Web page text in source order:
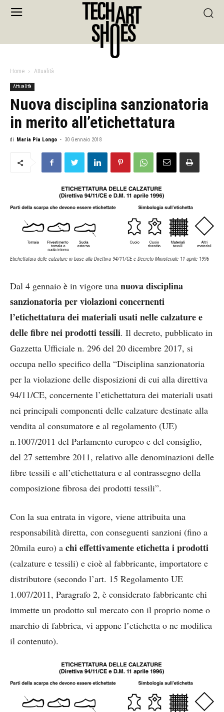
Home Attualità
Attualità
Nuova disciplina sanzionatoria
in merito all’etichettatura
di Maria Pia Longo - 30 Gennaio 2018
Etichettatura delle calzature in base alla Direttiva 94/11/CE e Decreto Ministeriale 11 aprile 1996
Dal 4 gennaio è in vigore una nuova disciplina
sanzionatoria per violazioni concernenti
l’etichettatura dei materiali usati nelle calzature e
delle fibre nei prodotti tessili. Il decreto, pubblicato in
Gazzetta Ufficiale n. 296 del 20 dicembre 2017, si
occupa nello specifico della “Disciplina sanzionatoria
per la violazione delle disposizioni di cui alla direttiva
94/11/CE, concernente l’etichettatura dei materiali usati
nei principali componenti delle calzature destinate alla
vendita al consumatore e al regolamento (UE)
n.1007/2011 del Parlamento europeo e del consiglio,
del 27 settembre 2011, relativo alle denominazioni delle
fibre tessili e all’etichettatura e al contrassegno della
composizione fibrosa dei prodotti tessili”.
Con la sua entrata in vigore, viene attribuita una
responsabilità diretta, con conseguenti sanzioni (fino a
20mila euro) a chi effettivamente etichetta i prodotti
(calzature e tessili) e cioè al fabbricante, importatore e
distributore (secondo l’art. 15 Regolamento UE
1.007/2011, Paragrafo 2, è considerato fabbricante chi
immette un prodotto sul mercato con il proprio nome o
marchio di fabbrica, vi appone l’etichetta o ne modifica
il contenuto).